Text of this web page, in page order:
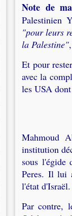
Note de
Palestinien
"pour leurs
la Palestine"
Et pour
avec la
les USA
Mahmoud
institution
sous l'égide
Peres. Il lui
l'état
Par contre,